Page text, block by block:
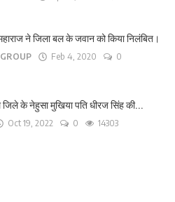
ने जिला बल के जवान को किया निलंबित।
Feb 4, 2020
0
जिले के नेहुसा मुखिया पति धीरज सिंह की...
Oct 19, 2022 0 14303